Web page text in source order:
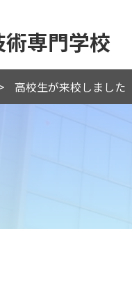
専門学校
高校生が来校しました